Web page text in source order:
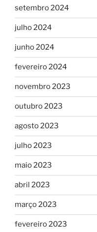
setembro 2024
julho 2024
junho 2024
fevereiro 2024
novembro 2023
outubro 2023
agosto 2023
julho 2023
maio 2023
abril 2023
março 2023
fevereiro 2023